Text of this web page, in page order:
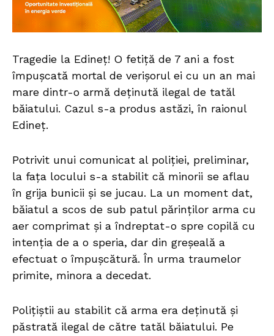
Tragedie la Edineț! O fetiță de 7 ani a fost
împușcată mortal de verișorul ei cu un an mai
mare dintr-o armă deținută ilegal de tatăl
băiatului. Cazul s-a produs astăzi, în raionul
Edineț.
Potrivit unui comunicat al poliției, preliminar,
la fața locului s-a stabilit că minorii se aflau
în grija bunicii și se jucau. La un moment dat,
băiatul a scos de sub patul părinților arma cu
aer comprimat și a îndreptat-o spre copilă cu
intenția de a o speria, dar din greșeală a
efectuat o împușcătură. În urma traumelor
primite, minora a decedat.
Polițiștii au stabilit că arma era deținută și
păstrată ilegal de către tatăl băiatului. Pe